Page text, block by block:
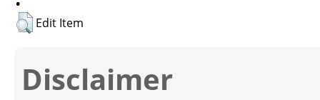
Edit Item
Disclaimer